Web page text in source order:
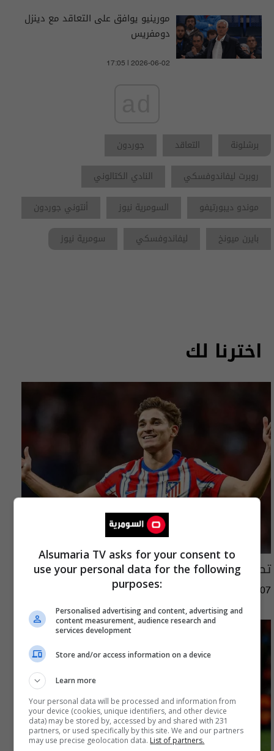
مورينيو يوافق على التعاقد مع دينزل
دومفريس
17:05 | 2026-06-02
برشلونة التعاقد
جوردون
روبرت ليفاندوفسكي
النادي الكتالوني
موندو ديبورتيفو
السومرية نيوز
أنتوني جوردون
بايرن ميونخ
ليفاندوفسكي سومرية نيوز
اخترنا لك
تطورات جديدة بشأن انتقال ألفاريز الى برشلونة
06:33 | 2026-08-07
Alsumaria TV asks for your consent to
use your personal data for the following
purposes:
Personalised advertising and content, advertising and
content measurement, audience research and
services development
Store and/or access information on a device
Learn more
Your personal data will be processed and information from
your device (cookies, unique identifiers, and other device
data) may be stored by, accessed by and shared with 231
partners, or used specifically by this site. We and our partners
may use precise geolocation data. List of partners.